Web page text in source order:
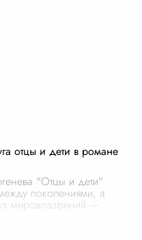
отцы и дети в романе
"Отцы и дети"
поколениями, а
мировоззрений —